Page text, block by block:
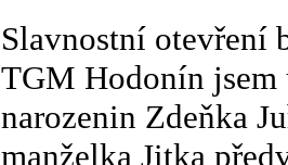
Slavnostní otevření
TGM Hodonín jsem
narozenin Zdeňka
manželka Jitka